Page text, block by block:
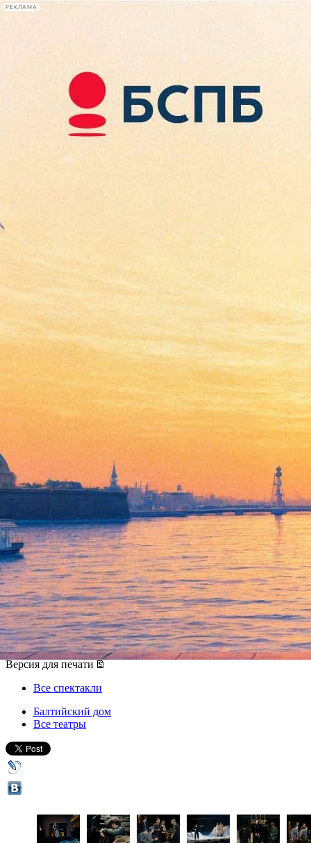
РЕКЛАМА
Сегодня:
2026.08.07
16:18
Афиша Plus
«Балтийский дом» выпускает
спектакль «Как закалялась
сталь»
19 мая 2017, пятница,19.00-21 мая 2017, воскресенье
Версия для печати
Все спектакли
Балтийский дом
Все театры